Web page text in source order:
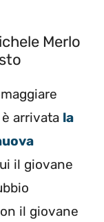
Merlo
arrivata la
il giovane
il giovane